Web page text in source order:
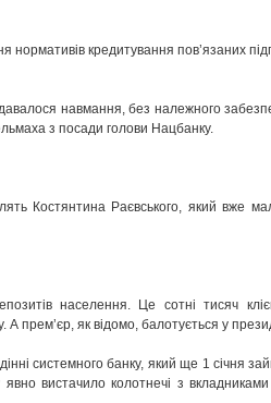
нормативів кредитування пов’язаних
навмання, без належного
з посади голови Нацбанку.
Костянтина Раєвського, який вже
населення. Це сотні тисяч
А прем’єр, як відомо, балотується у
системного банку, який ще 1 січня
вистачило колотнечі з вкладниками